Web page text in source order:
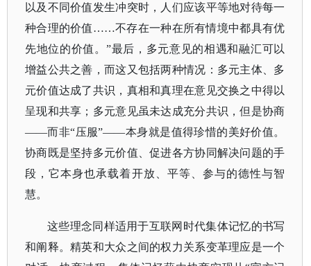
以及不同价值发生冲突时，人们应该平等地对待每一
种合理的价值……不存在一种在所有情境中都具有优
先地位的价值。”最后，多元意见的相遇和融汇可以
增益公共之善，而这又包括两种情况：多元主体、多
元价值达成了共识，真相和真理在意见交换之中得以
呈现和共享；多元意见虽未达成充分共识，但是协商
——而非“压服”——本身就是值得珍惜的美好价值。
协商既是坚持多元价值、促进各方协同解决问题的手
段，它本身也承载着开放、平等、参与的德性与智
慧。
这些理念同样适用于互联网时代集体记忆的书写
和阐释。精英和大众之间的权力关系变革理应是一个